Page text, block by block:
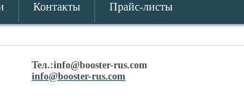
Контакты Прайс-листы
Тел.:info@booster-rus.com
info@booster-rus.com